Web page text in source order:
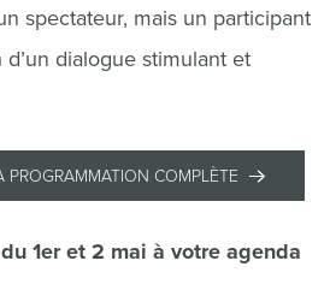
spectateur, mais un participant
dialogue stimulant et
PROGRAMMATION COMPLÈTE
1er et 2 mai à votre agenda